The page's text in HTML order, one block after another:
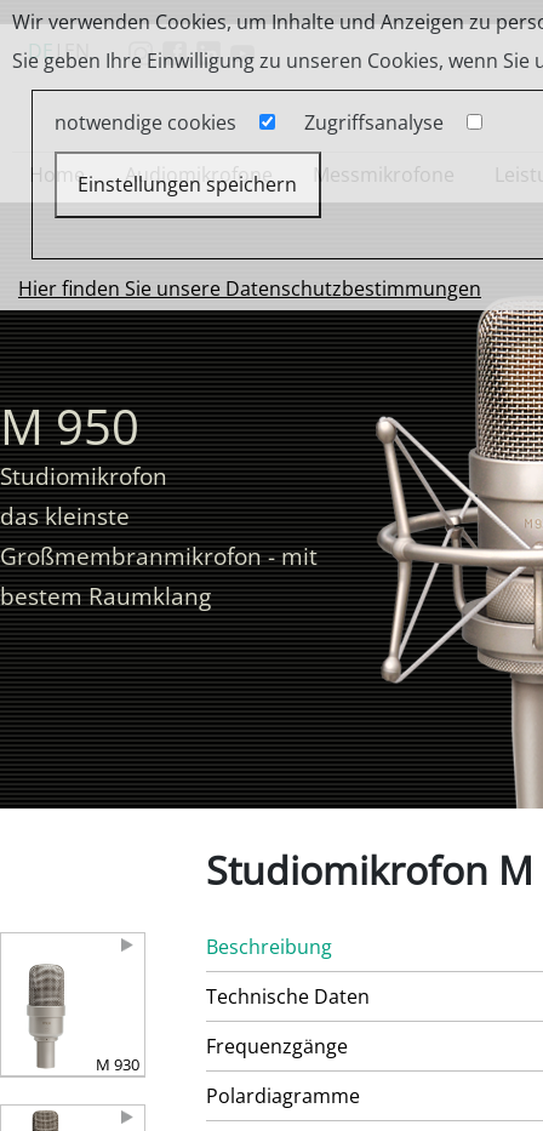
Wir verwenden Cookies, um Inhalte und Anzeigen zu
Sie geben Ihre Einwilligung zu unseren Cookies, wenn
notwendige cookies Zugriffsanalyse
Einstellungen speichern
Hier finden Sie unsere Datenschutzbestimmungen
DE|EN
Home Audiomikrofone Messmikrofone
M 950
Studiomikrofon
das kleinste
Großmembranmikrofon - mit
bestem Raumklang
Studiomikrofon M
M 930
Beschreibung
Technische Daten
Frequenzgänge
Polardiagramme